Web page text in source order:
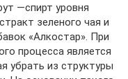
—спирт уровня
зеленого чая и
«Алкостар». При
процесса является
убрать из структуры